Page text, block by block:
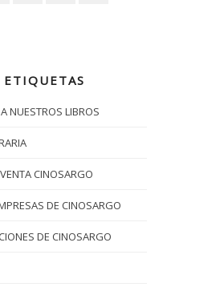
ETIQUETAS
NUESTROS LIBROS
CINOSARGO
DE CINOSARGO
DE CINOSARGO